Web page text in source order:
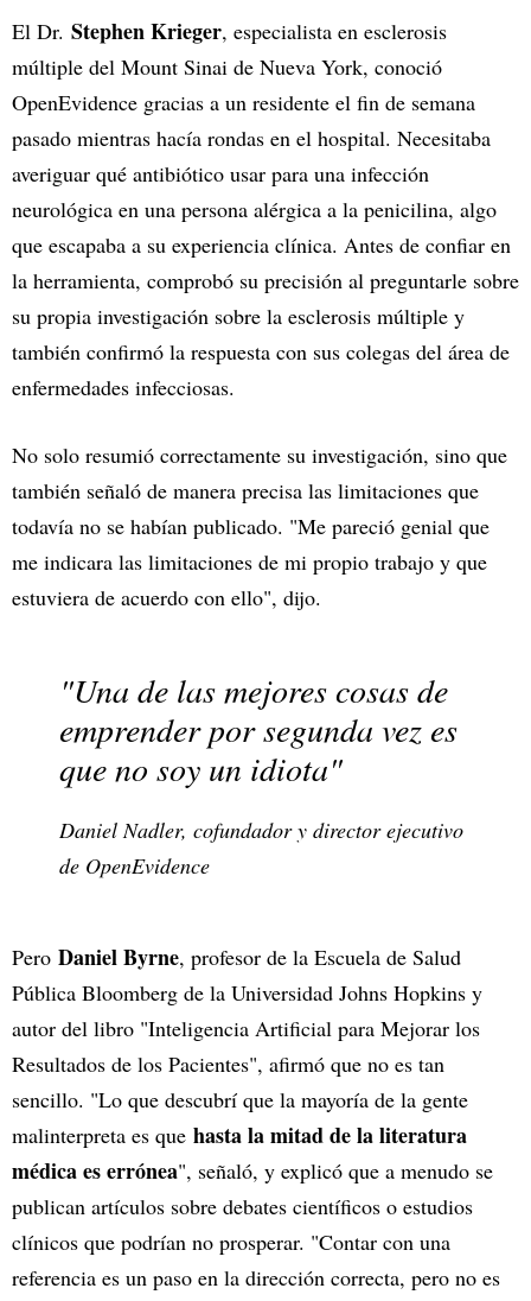
El Dr. Stephen Krieger, especialista en esclerosis
múltiple del Mount Sinai de Nueva York, conoció
OpenEvidence gracias a un residente el fin de semana
pasado mientras hacía rondas en el hospital. Necesitaba
averiguar qué antibiótico usar para una infección
neurológica en una persona alérgica a la penicilina, algo
que escapaba a su experiencia clínica. Antes de confiar en
la herramienta, comprobó su precisión al preguntarle sobre
su propia investigación sobre la esclerosis múltiple y
también confirmó la respuesta con sus colegas del área de
enfermedades infecciosas.
No solo resumió correctamente su investigación, sino que
también señaló de manera precisa las limitaciones que
todavía no se habían publicado. "Me pareció genial que
me indicara las limitaciones de mi propio trabajo y que
estuviera de acuerdo con ello", dijo.
"Una de las mejores cosas de
emprender por segunda vez es
que no soy un idiota"
Daniel Nadler, cofundador y director ejecutivo
de OpenEvidence
Pero Daniel Byrne, profesor de la Escuela de Salud
Pública Bloomberg de la Universidad Johns Hopkins y
autor del libro "Inteligencia Artificial para Mejorar los
Resultados de los Pacientes", afirmó que no es tan
sencillo. "Lo que descubrí que la mayoría de la gente
malinterpreta es que hasta la mitad de la literatura
médica es errónea", señaló, y explicó que a menudo se
publican artículos sobre debates científicos o estudios
clínicos que podrían no prosperar. "Contar con una
referencia es un paso en la dirección correcta, pero no es